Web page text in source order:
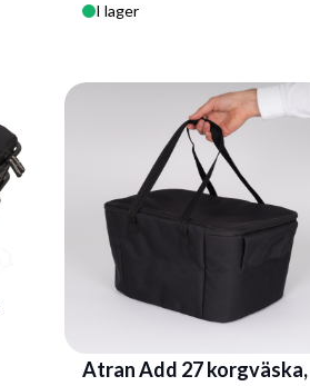
I lager
Atran Add 27 korgväska,